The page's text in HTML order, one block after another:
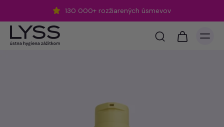
130 000+ rozžiarených úsmevov